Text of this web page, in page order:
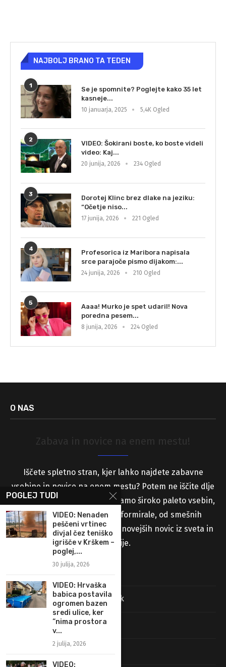
NAJBOLJ BRANO TA TEDEN
1
Se je spomnite? Poglejte kako 35 let
kasneje...
10 januarja, 2025 5,4K Ogled
2
VIDEO: Šokirani boste, ko boste videli
video: Kaj...
20 junija, 2026 234 Ogled
3
Dorotej Klinc brez dlake na jeziku:
“Očetje niso...
17 junija, 2026 221 Ogled
4
Profesorica iz Maribora napisala
srce parajoče pismo dijakom:...
24 junija, 2026 210 Ogled
5
Aaaa! Murko je spet udaril! Nova
poredna pesem...
8 junija, 2026 224 Ogled
O NAS
Zabava in novice na enem mestu!
Iščete spletno stran, kjer lahko najdete zabavne
vsebine in novice na enem mestu? Potem ne iščite dlje
od naše spletne strani! Ponujamo široko paleto vsebin,
ki vas bodo zabavale in informirale, od smešnih
videoposnetkov in slik do najnovejših novic iz sveta in
Slovenije.
Pravila uporabe in pravni pouk
Najdi nas na Facebooku
POGLEJ TUDI
VIDEO: Nenaden
peščeni vrtinec
divjal čez teniško
igrišče v Krškem –
poglej,...
30 julija, 2026
VIDEO: Hrvaška
babica postavila
ogromen bazen
sredi ulice, ker
“nima prostora
v...
2 julija, 2026
VIDEO: